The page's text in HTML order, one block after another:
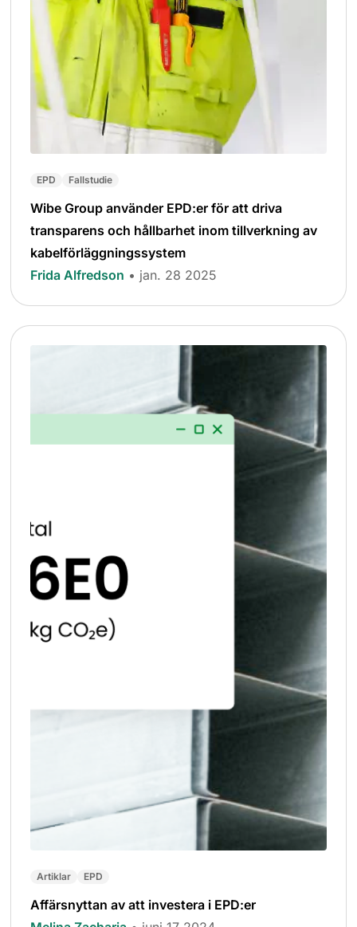
EPD Fallstudie
Wibe Group använder EPD:er för att driva
transparens och hållbarhet inom tillverkning av
kabelförläggningssystem
Frida Alfredson • jan. 28 2025
Artiklar EPD
Affärsnyttan av att investera i EPD:er